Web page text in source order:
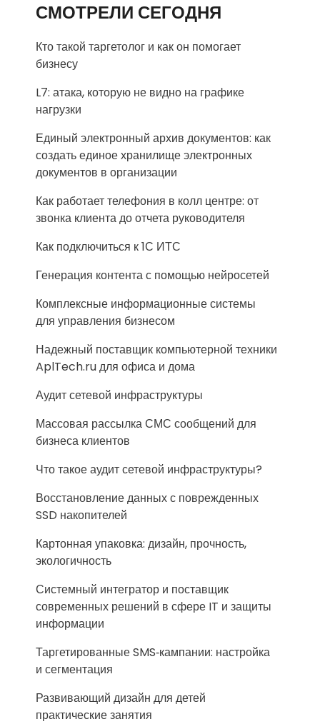
СМОТРЕЛИ СЕГОДНЯ
Кто такой таргетолог и как он помогает
бизнесу
L7: атака, которую не видно на графике
нагрузки
Единый электронный архив документов: как
создать единое хранилище электронных
документов в организации
Как работает телефония в колл центре: от
звонка клиента до отчета руководителя
Как подключиться к 1С ИТС
Генерация контента с помощью нейросетей
Комплексные информационные системы
для управления бизнесом
Надежный поставщик компьютерной техники
AplTech.ru для офиса и дома
Аудит сетевой инфраструктуры
Массовая рассылка СМС сообщений для
бизнеса клиентов
Что такое аудит сетевой инфраструктуры?
Восстановление данных с поврежденных
SSD накопителей
Картонная упаковка: дизайн, прочность,
экологичность
Системный интегратор и поставщик
современных решений в сфере IT и защиты
информации
Таргетированные SMS‑кампании: настройка
и сегментация
Развивающий дизайн для детей
практические занятия